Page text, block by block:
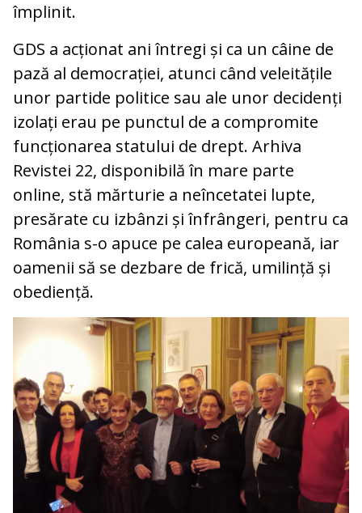
împlinit.
GDS a acționat ani întregi și ca un câine de
pază al democrației, atunci când veleitățile
unor partide politice sau ale unor decidenți
izolați erau pe punctul de a compromite
funcționarea statului de drept. Arhiva
Revistei 22, disponibilă în mare parte
online, stă mărturie a neîncetatei lupte,
presărate cu izbânzi și înfrângeri, pentru ca
România s-o apuce pe calea europeană, iar
oamenii să se dezbare de frică, umilință și
obediență.